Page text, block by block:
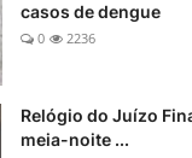
casos de dengue
0 2236
Relógio do Juízo
meia-noite ...